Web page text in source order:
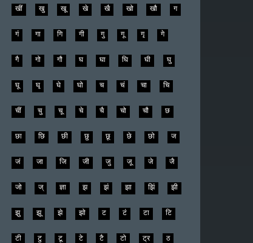
खीं खु खू खे खै खो खौ ग
गं गा गि गी गु गू गृ गे
गै गो गौ घ घा घि घी घु
घू घृ घे घो च चं चा चि
चीं चु चू चे चै चो चौ छ
छा छि छी छु छू छे छो ज
जं जा जि जी जु जू जे जै
जो ज् ज्ञा झ झं झा झिं झी
झु झू झे झो ट टं टा टि
टी टु टू टे टै टो ट्र ठ